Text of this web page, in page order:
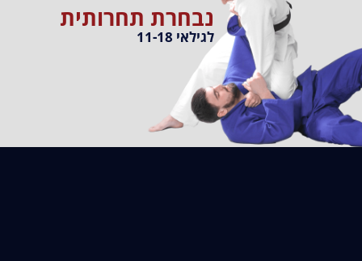
נבחרת תחרותית
לגילאי 11-18